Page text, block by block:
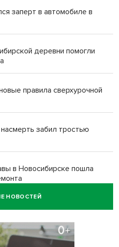
заперт в автомобиле в
деревни помогли
правила сверхурочной
забил тростью
в Новосибирске пошла
НОВОСТЕЙ